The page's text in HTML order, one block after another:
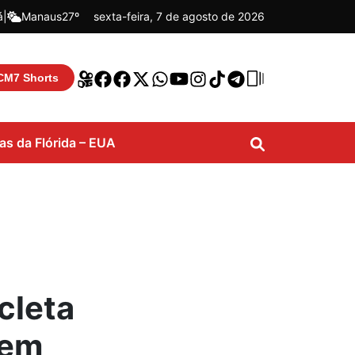
Manaus27º sexta-feira, 7 de agosto de 2026
Shorts
da Flórida – EUA